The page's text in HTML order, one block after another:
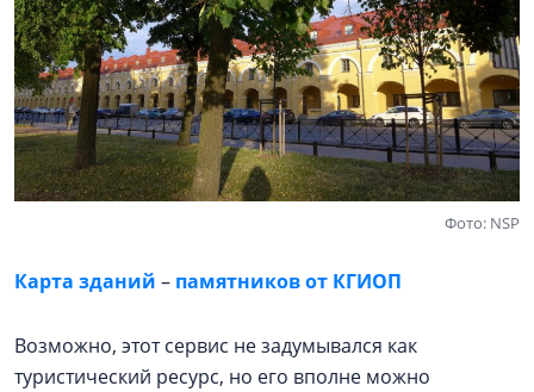
Фото: NSP
Карта зданий – памятников от КГИОП
Возможно, этот сервис не задумывался как
туристический ресурс, но его вполне можно